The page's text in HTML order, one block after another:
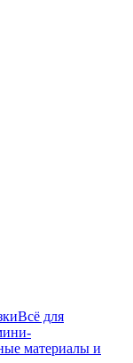
Всё для
материалы и